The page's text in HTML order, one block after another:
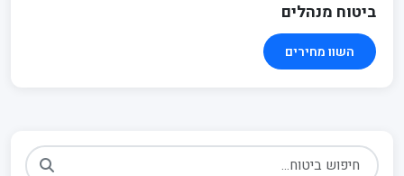
ביטוח מנהלים
השוו מחירים